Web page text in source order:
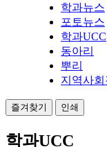
학과뉴스
포토뉴스
학과UCC
동아리
뿌리
지역사
즐겨찾기 인쇄
학과UCC